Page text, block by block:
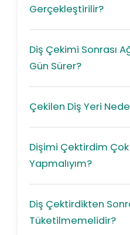
Gerçekleştirilir?
Diş Çekimi Sonrası
Gün Sürer?
Çekilen Diş Yeri
Dişimi Çektirdim Çok
Yapmalıyım?
Diş Çektirdikten
Tüketilmemelidir?